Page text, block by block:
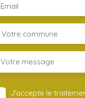
Email
Votre commune
Votre message
J'accepte le